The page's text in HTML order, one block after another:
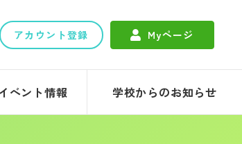
アカウント登録 Myページ
ベント情報 学校からのお知らせ